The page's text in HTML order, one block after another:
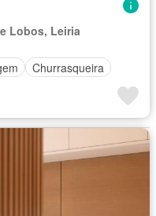
Lobos, Leiria
Churrasqueira